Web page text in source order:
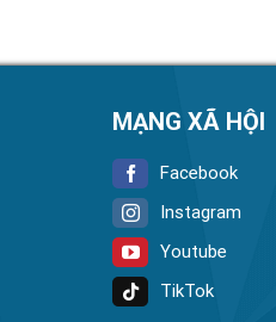
MẠNG XÃ HỘI
Facebook
Instagram
Youtube
TikTok